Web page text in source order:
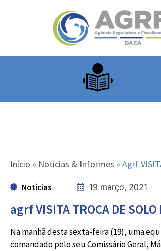
Início » Noticias & Informes » Agrf
Notícias 19 março, 2021
agrf VISITA TROCA DE
Na manhã desta sexta-feira (19), uma
comandado pelo seu Comissário Geral,